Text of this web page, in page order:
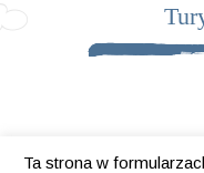
Ta strona w